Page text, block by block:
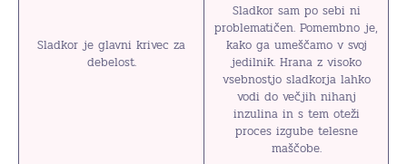
Sladkor je glavni krivec za
debelost.
Sladkor sam po sebi ni
problematičen. Pomembno je,
kako ga umeščamo v svoj
jedilnik. Hrana z visoko
vsebnostjo sladkorja lahko
vodi do večjih nihanj
inzulina in s tem oteži
proces izgube telesne
maščobe.